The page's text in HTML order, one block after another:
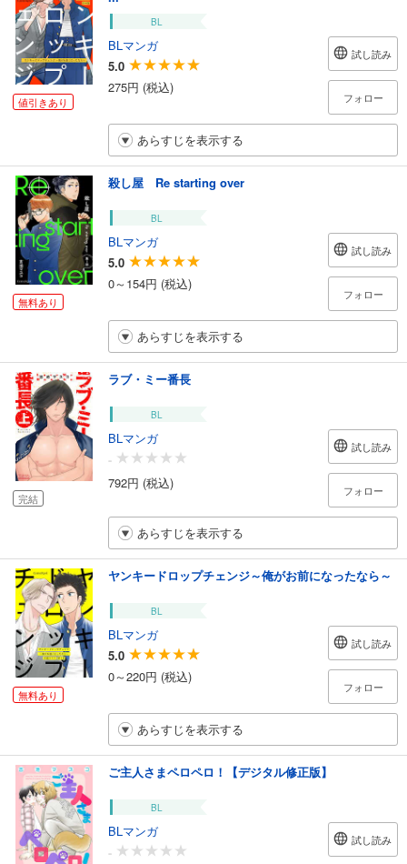
値引きあり
BL
BLマンガ
5.0
275円 (税込)
試し読み
フォロー
あらすじを表示する
無料あり
殺し屋 Re starting over
BL
BLマンガ
5.0
0～154円 (税込)
試し読み
フォロー
あらすじを表示する
完結
ラブ・ミー番長
BL
BLマンガ
-
792円 (税込)
試し読み
フォロー
あらすじを表示する
無料あり
ヤンキードロップチェンジ～俺がお前になったなら～
BL
BLマンガ
5.0
0～220円 (税込)
試し読み
フォロー
あらすじを表示する
ご主人さまペロペロ！【デジタル修正版】
BL
BLマンガ
-
試し読み